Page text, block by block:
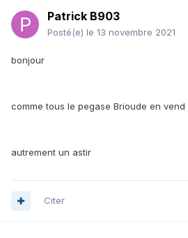
Patrick B903
Posté(e) le 13 novembre 2021
bonjour
comme tous le pegase Brioude en
autrement un astir
Citer